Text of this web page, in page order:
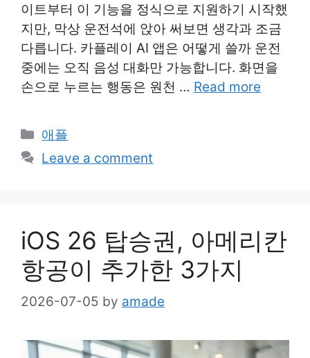
이트부터 이 기능을 정식으로 지원하기 시작했
지만, 막상 운전석에 앉아 써보면 생각과 조금
다릅니다. 카플레이 AI 앱은 어떻게 쓸까 운전
중에는 오직 음성 대화만 가능합니다. 화면을
손으로 누르는 행동은 원천 … Read more
Categories
애플
Leave a comment
iOS 26 탑승권, 아메리칸
항공이 추가한 3가지
2026-07-05 by amade